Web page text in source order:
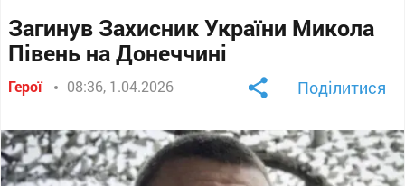
Загинув Захисник України Микола
Півень на Донеччині
Герої 08:36, 1.04.2026 Поділитися